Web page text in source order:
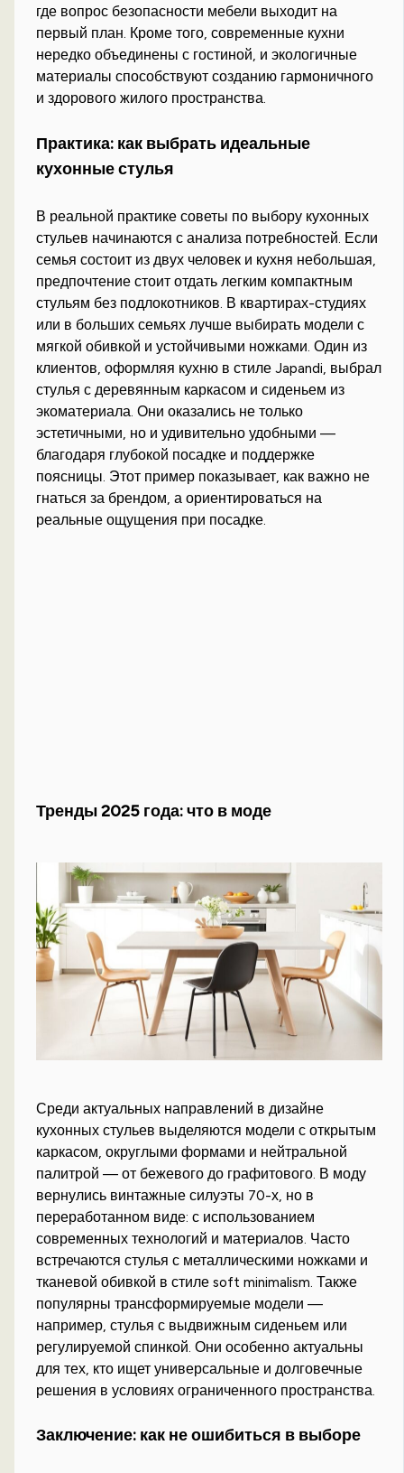
где вопрос безопасности мебели выходит на
первый план. Кроме того, современные кухни
нередко объединены с гостиной, и экологичные
материалы способствуют созданию гармоничного
и здорового жилого пространства.
Практика: как выбрать идеальные
кухонные стулья
В реальной практике советы по выбору кухонных
стульев начинаются с анализа потребностей. Если
семья состоит из двух человек и кухня небольшая,
предпочтение стоит отдать легким компактным
стульям без подлокотников. В квартирах-студиях
или в больших семьях лучше выбирать модели с
мягкой обивкой и устойчивыми ножками. Один из
клиентов, оформляя кухню в стиле Japandi, выбрал
стулья с деревянным каркасом и сиденьем из
экоматериала. Они оказались не только
эстетичными, но и удивительно удобными —
благодаря глубокой посадке и поддержке
поясницы. Этот пример показывает, как важно не
гнаться за брендом, а ориентироваться на
реальные ощущения при посадке.
Тренды 2025 года: что в моде
Среди актуальных направлений в дизайне
кухонных стульев выделяются модели с открытым
каркасом, округлыми формами и нейтральной
палитрой — от бежевого до графитового. В моду
вернулись винтажные силуэты 70-х, но в
переработанном виде: с использованием
современных технологий и материалов. Часто
встречаются стулья с металлическими ножками и
тканевой обивкой в стиле soft minimalism. Также
популярны трансформируемые модели —
например, стулья с выдвижным сиденьем или
регулируемой спинкой. Они особенно актуальны
для тех, кто ищет универсальные и долговечные
решения в условиях ограниченного пространства.
Заключение: как не ошибиться в выборе